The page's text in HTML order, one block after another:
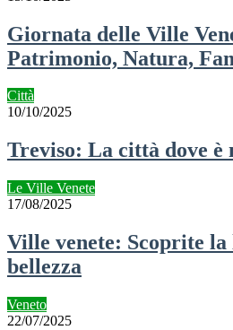
Giornata delle Ville
Patrimonio, Natura,
Città
10/10/2025
Treviso: La città dove
Le Ville Venete
17/08/2025
Ville venete: Scoprite
bellezza
Veneto
22/07/2025